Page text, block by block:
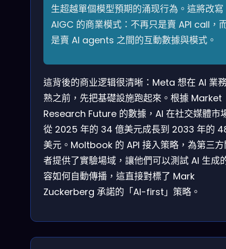
生超越單個模型預期的涌现行為。這將改寫
AIGC 的商業模式：不再只是賣 API call，
是賣 AI agents 之間的互動數據與模式。
這背後的商业逻辑很清晰：Meta 想在 AI 業
熟之前，先把基礎設施跑起來。根據 Market
Research Future 的數據，AI 在社交媒體市
從 2025 年的 34 億美元成長到 2033 年的
美元。Mol­tbook 的 API 接入策略，為第三
者提供了實驗場域，讓他們可以測試 AI 生成
容如何自動傳播，這直接對標了 Mark
Zuckerberg 承諾的「AI-first」策略。